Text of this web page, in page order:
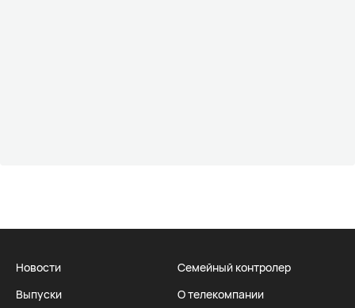
Новости
Выпуски
Семейный контролер
О телекомпании